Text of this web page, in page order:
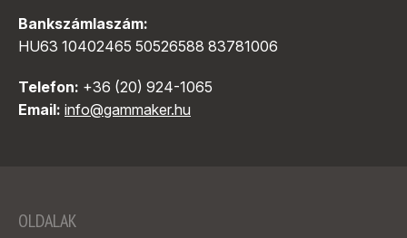
Bankszámlaszám:
HU63 10402465 50526588 83781006
Telefon: +36 (20) 924-1065
Email: info@gammaker.hu
OLDALAK